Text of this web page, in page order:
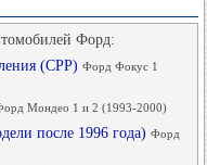
Форд:
(СРР) Форд Фокус 1
Мондео 1 и 2 (1993-2000)
после 1996 года) Форд